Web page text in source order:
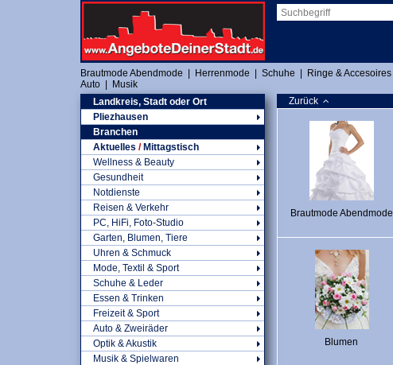
Brautmode Abendmode Herrenmode Schuhe Ringe & Accesoires
Auto
Musik
Landkreis, Stadt oder Ort
Pliezhausen
Branchen
Aktuelles /Mittagstisch
Wellness & Beauty
Gesundheit
Notdienste
Reisen & Verkehr
PC, HiFi, Foto-Studio
Garten, Blumen, Tiere
Uhren & Schmuck
Mode, Textil & Sport
Schuhe & Leder
Essen & Trinken
Freizeit & Sport
Auto & Zweiräder
Optik & Akustik
Musik & Spielwaren
Zurück
Brautmode Abendmode
Blumen